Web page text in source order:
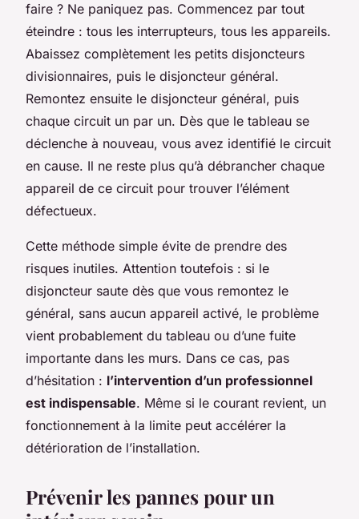
faire ? Ne paniquez pas. Commencez par tout
éteindre : tous les interrupteurs, tous les appareils.
Abaissez complètement les petits disjoncteurs
divisionnaires, puis le disjoncteur général.
Remontez ensuite le disjoncteur général, puis
chaque circuit un par un. Dès que le tableau se
déclenche à nouveau, vous avez identifié le circuit
en cause. Il ne reste plus qu’à débrancher chaque
appareil de ce circuit pour trouver l’élément
défectueux.
Cette méthode simple évite de prendre des
risques inutiles. Attention toutefois : si le
disjoncteur saute dès que vous remontez le
général, sans aucun appareil activé, le problème
vient probablement du tableau ou d’une fuite
importante dans les murs. Dans ce cas, pas
d’hésitation : l’intervention d’un professionnel
est indispensable. Même si le courant revient, un
fonctionnement à la limite peut accélérer la
détérioration de l’installation.
Prévenir les pannes pour un